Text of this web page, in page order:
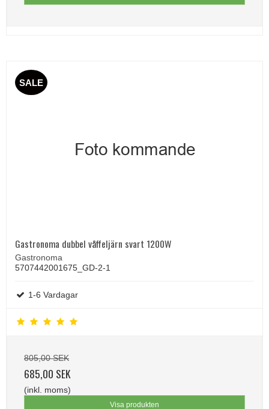
SALE
Gastronoma dubbel våffeljärn svart 1200W
Gastronoma
5707442001675_GD-2-1
1-6 Vardagar
805,00 SEK
685,00 SEK
(inkl. moms)
Visa produkten